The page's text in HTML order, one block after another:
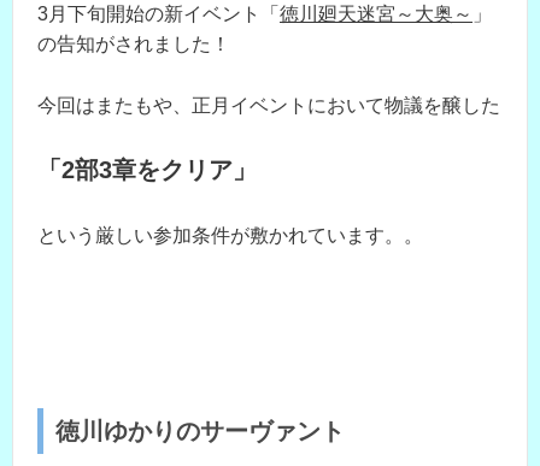
3月下旬開始の新イベント「 徳川廻天迷宮～大奥～ 」
の告知がされました！
今回はまたもや、正月イベントにおいて物議を醸した
「2部3章をクリア」
という厳しい参加条件が敷かれています。。
徳川ゆかりのサーヴァント